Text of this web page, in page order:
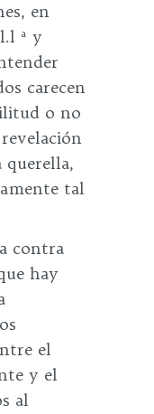
en
ª y
carecen
o no
querella,
tal
contra
hay
el
y el
al